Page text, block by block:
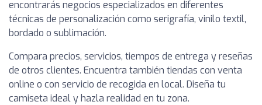
encontrarás negocios especializados en diferentes
técnicas de personalización como serigrafía, vinilo textil,
bordado o sublimación.
Compara precios, servicios, tiempos de entrega y reseñas
de otros clientes. Encuentra también tiendas con venta
online o con servicio de recogida en local. Diseña tu
camiseta ideal y hazla realidad en tu zona.